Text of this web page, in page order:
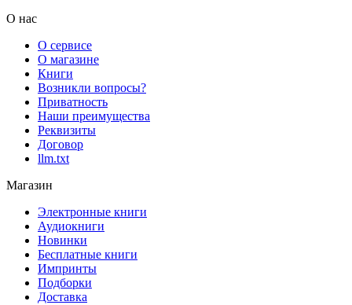
О нас
О сервисе
О магазине
Книги
Возникли вопросы?
Приватность
Наши преимущества
Реквизиты
Договор
llm.txt
Магазин
Электронные книги
Аудиокниги
Новинки
Бесплатные книги
Импринты
Подборки
Доставка